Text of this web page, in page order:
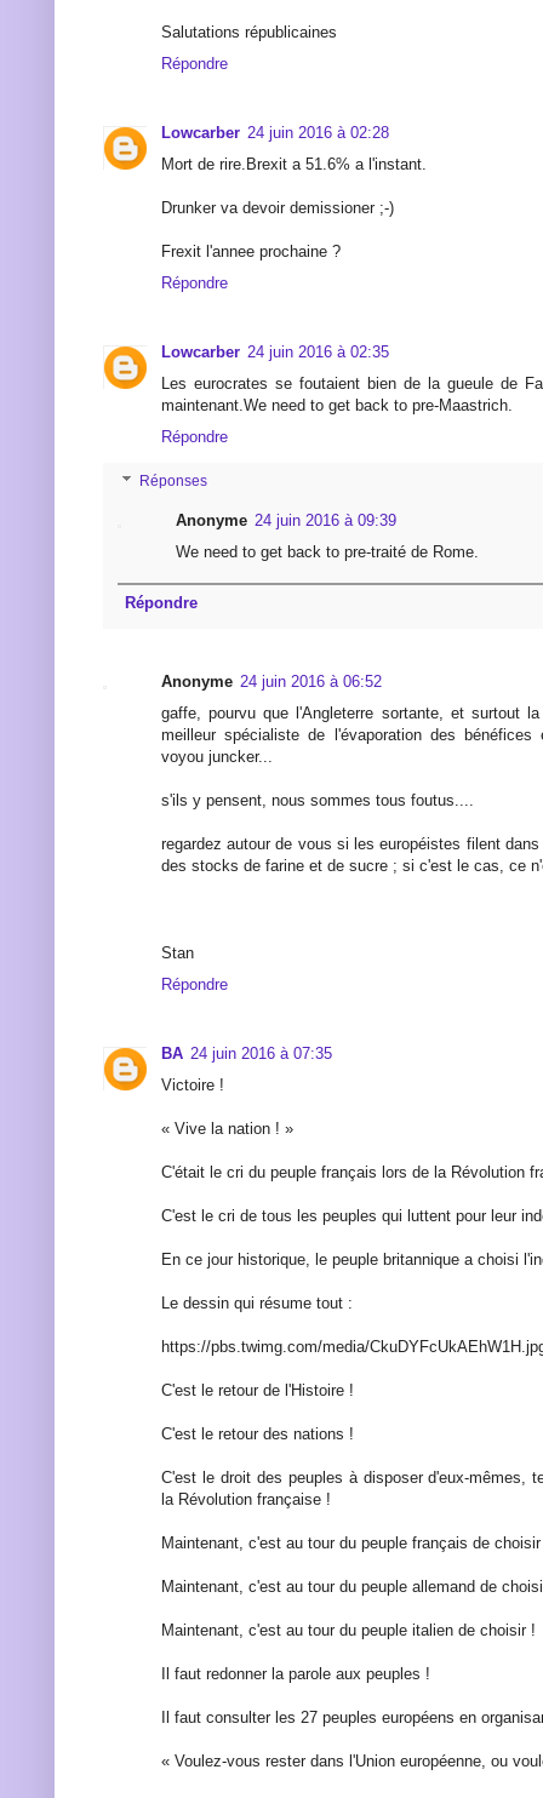
Salutations républicaines
Répondre
Lowcarber 24 juin 2016 à 02:28
Mort de rire.Brexit a 51.6% a l'instant.
Drunker va devoir demissioner ;-)
Frexit l'annee prochaine ?
Répondre
Lowcarber 24 juin 2016 à 02:35
Les eurocrates se foutaient bien de la gueule de
maintenant.We need to get back to pre-Maastrich.
Répondre
Réponses
Anonyme 24 juin 2016 à 09:39
We need to get back to pre-traité de Rome.
Répondre
Anonyme 24 juin 2016 à 06:52
gaffe, pourvu que l'Angleterre sortante, et surtout
meilleur spécialiste de l'évaporation des
voyou juncker...
s'ils y pensent, nous sommes tous foutus....
regardez autour de vous si les européistes filent
des stocks de farine et de sucre ; si c'est le cas, ce
Stan
Répondre
BA 24 juin 2016 à 07:35
Victoire !
« Vive la nation ! »
C'était le cri du peuple français lors de la Révolution
C'est le cri de tous les peuples qui luttent pour leur
En ce jour historique, le peuple britannique a choisi
Le dessin qui résume tout :
https://pbs.twimg.com/media/
C'est le retour de l'Histoire !
C'est le retour des nations !
C'est le droit des peuples à disposer d'eux-mêmes,
la Révolution française !
Maintenant, c'est au tour du peuple français de
Maintenant, c'est au tour du peuple allemand de
Maintenant, c'est au tour du peuple italien de choisir !
Il faut redonner la parole aux peuples !
Il faut consulter les 27 peuples européens en
« Voulez-vous rester dans l'Union européenne, ou